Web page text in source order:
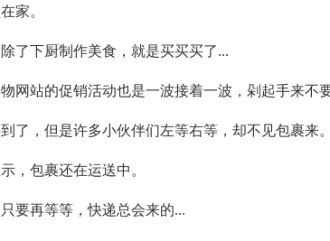
家。
了下厨制作美食，就是买买买了...
网站的促销活动也是一波接着一波，剁起手来不
了，但是许多小伙伴们左等右等，却不见包裹来。
，包裹还在运送中。
要再等等，快递总会来的...